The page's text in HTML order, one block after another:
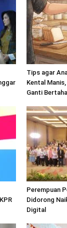
Tips agar
Kental
Ganti
Perempuan
Didorong
Digital